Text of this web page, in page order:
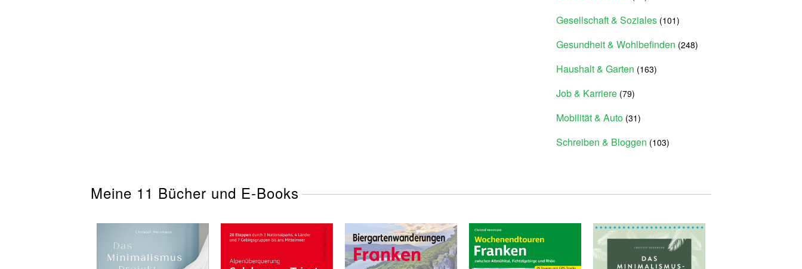
Gesellschaft & Soziales (101)
Gesundheit & Wohlbefinden (248)
Haushalt & Garten (163)
Job & Karriere (79)
Mobilität & Auto (31)
Schreiben & Bloggen (103)
Meine 11 Bücher und E-Books